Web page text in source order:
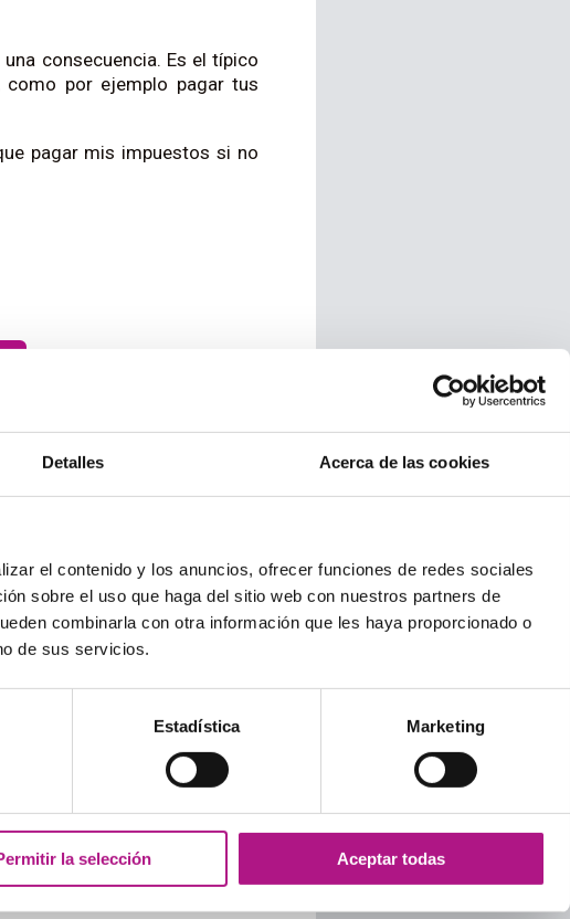
Detalles Acerca de las cookies
el contenido y los anuncios, ofrecer funciones de redes sociales
sobre el uso que haga del sitio web con nuestros partners de
combinarla con otra información que les haya proporcionado o
de sus servicios.
Estadística Marketing
la selección Aceptar todas
consecuencia. Es el típico
por ejemplo pagar tus
pagar mis impuestos si no
que “must” expresaba una
para que la diferencia
fuertes, como:
manos.
llaves, no las encuentro.
– Si estás en barcelona